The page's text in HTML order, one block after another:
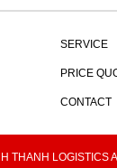
SERVICE
PRICE
CONTACT
THANH LOGISTICS